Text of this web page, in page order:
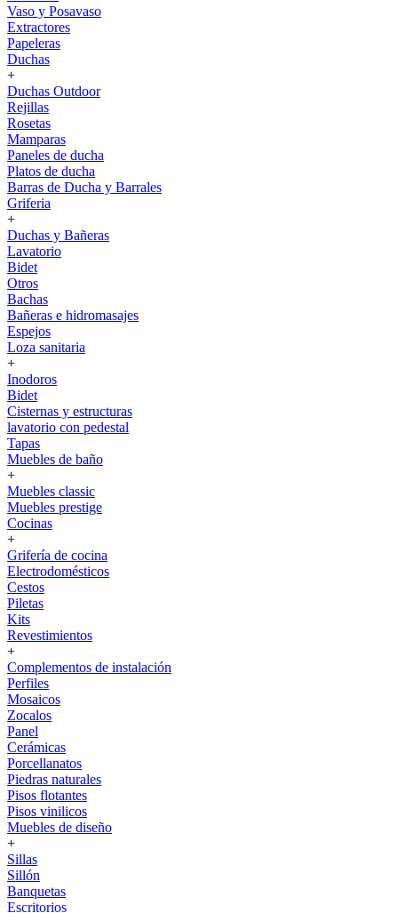
Vaso y Posavaso
Extractores
Papeleras
Duchas
+
Duchas Outdoor
Rejillas
Rosetas
Mamparas
Paneles de ducha
Platos de ducha
Barras de Ducha y Barrales
Griferia
+
Duchas y Bañeras
Lavatorio
Bidet
Otros
Bachas
Bañeras e hidromasajes
Espejos
Loza sanitaria
+
Inodoros
Bidet
Cisternas y estructuras
lavatorio con pedestal
Tapas
Muebles de baño
+
Muebles classic
Muebles prestige
Cocinas
+
Grifería de cocina
Electrodomésticos
Cestos
Piletas
Kits
Revestimientos
+
Complementos de instalación
Perfiles
Mosaicos
Zocalos
Panel
Cerámicas
Porcellanatos
Piedras naturales
Pisos flotantes
Pisos vinilicos
Muebles de diseño
+
Sillas
Sillón
Banquetas
Escritorios